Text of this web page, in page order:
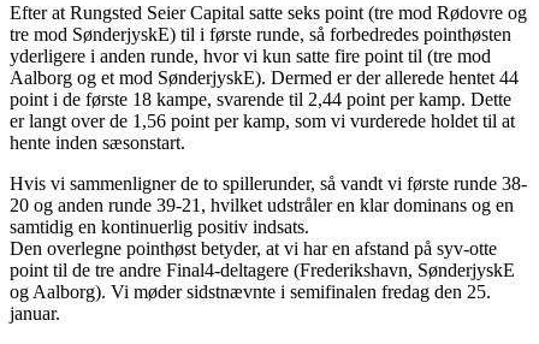
Efter at Rungsted Seier Capital satte seks point (tre mod Rødovre og
tre mod SønderjyskE) til i første runde, så forbedredes pointhøsten
yderligere i anden runde, hvor vi kun satte fire point til (tre mod
Aalborg og et mod SønderjyskE). Dermed er der allerede hentet 44
point i de første 18 kampe, svarende til 2,44 point per kamp. Dette
er langt over de 1,56 point per kamp, som vi vurderede holdet til at
hente inden sæsonstart.
Hvis vi sammenligner de to spillerunder, så vandt vi første runde 38-
20 og anden runde 39-21, hvilket udstråler en klar dominans og en
samtidig en kontinuerlig positiv indsats.
Den overlegne pointhøst betyder, at vi har en afstand på syv-otte
point til de tre andre Final4-deltagere (Frederikshavn, SønderjyskE
og Aalborg). Vi møder sidstnævnte i semifinalen fredag den 25.
januar.